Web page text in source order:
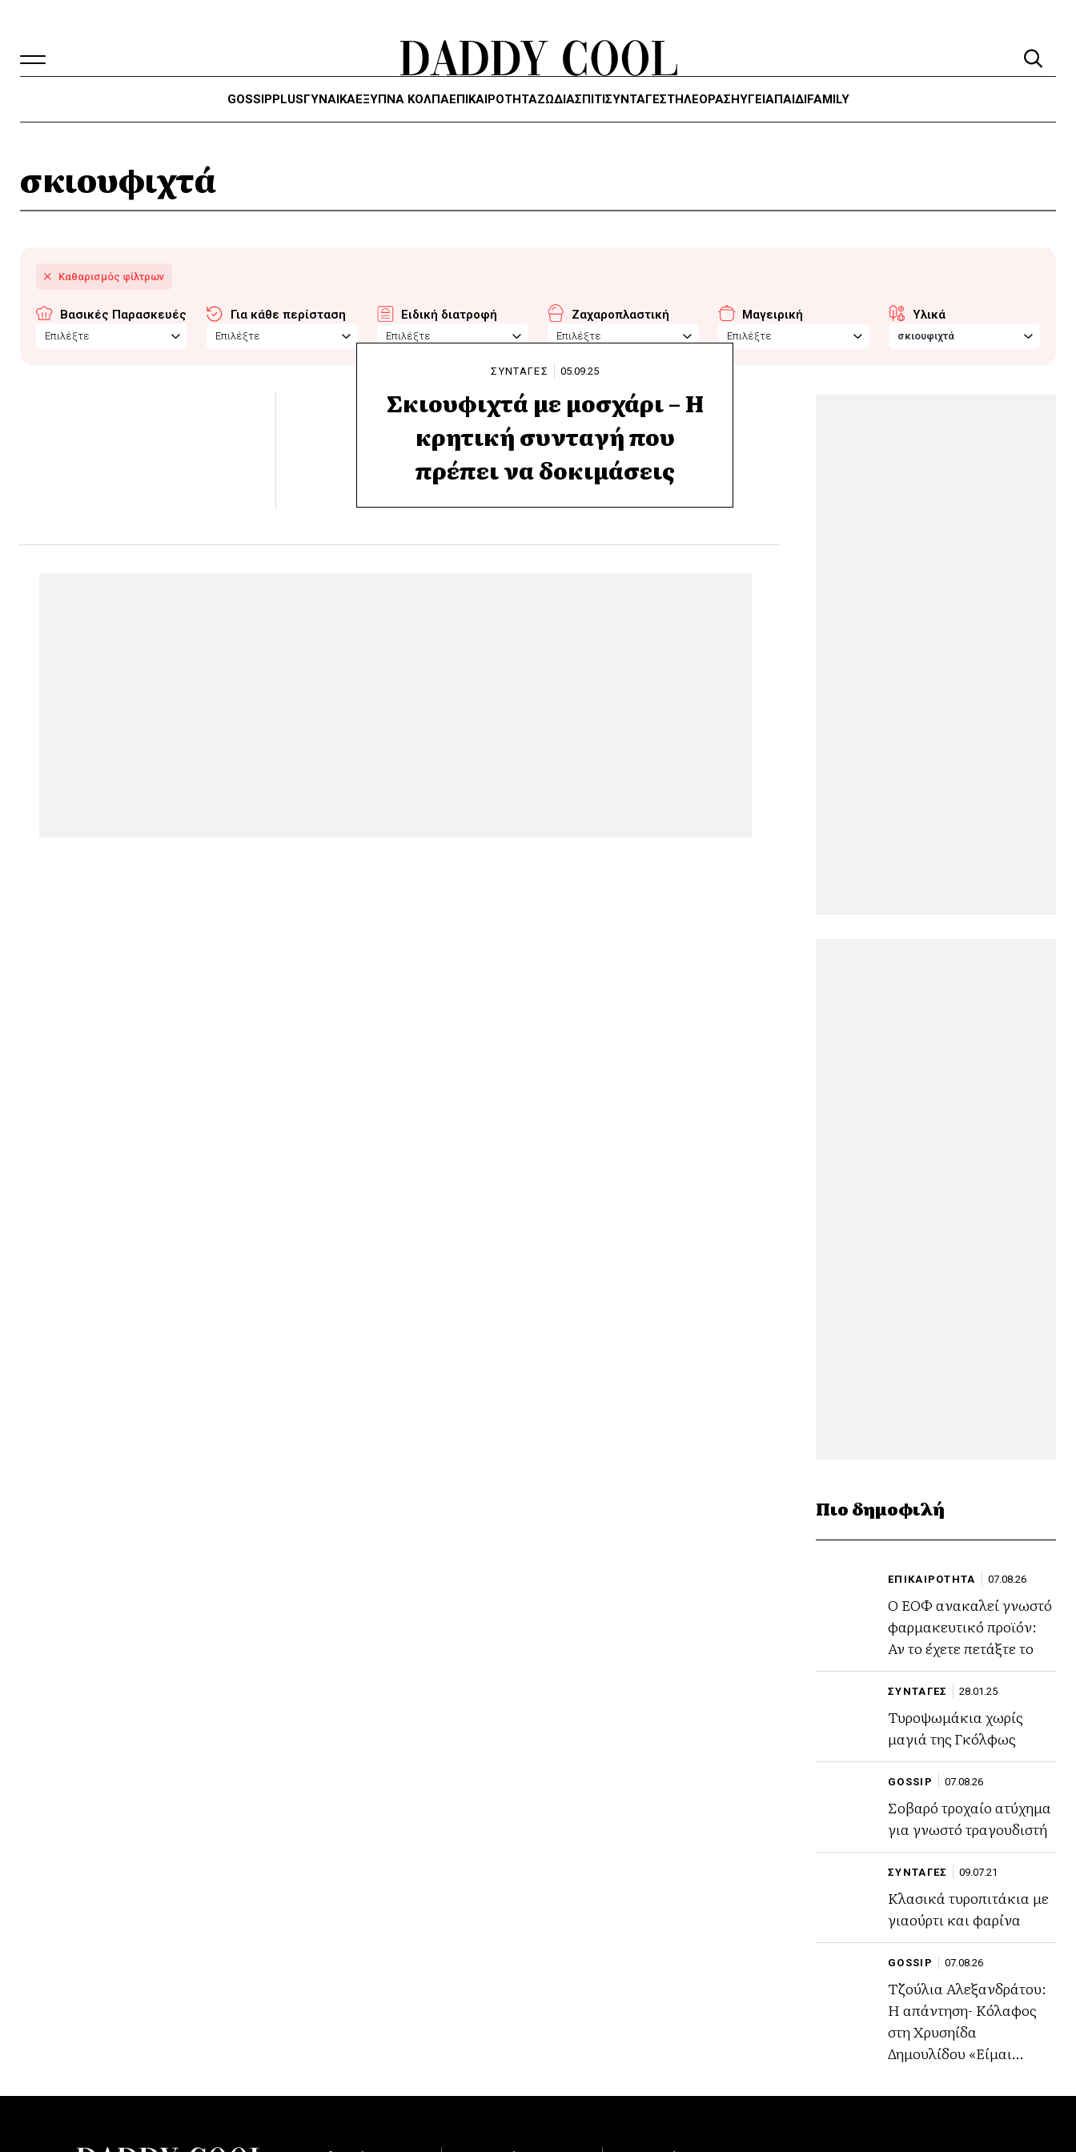
GOSSIPPLUSΓΥΝΑΙΚΑΈΞΥΠΝΑ ΚΌΛΠΑΕΠΙΚΑΙΡΟΤΗΤΑΖΏΔΙΑΣΠΙΤΙΣΥΝΤΑΓΕΣΤΗΛΕΌΡΑΣΗΥΓΕΊΑΠΑΙΔΙFAMILY
σκιουφιχτά
Βασικές Παρασκευές
Επιλέξτε
Για κάθε περίσταση
Επιλέξτε
Ειδική διατροφή
Επιλέξτε
Ζαχαροπλαστική
Επιλέξτε
Μαγειρική
Επιλέξτε
Υλικά
σκιουφιχτά
ΣΥΝΤΑΓΕΣ 05.09.25
Σκιουφιχτά με μοσχάρι – Η
κρητική συνταγή που
πρέπει να δοκιμάσεις
Πιο δημοφιλή
ΕΠΙΚΑΙΡΟΤΗΤΑ 07.08.26
Ο ΕΟΦ ανακαλεί γνωστό
φαρμακευτικό προϊόν:
Αν το έχετε πετάξτε το
ΣΥΝΤΑΓΕΣ 28.01.25
Τυροψωμάκια χωρίς
μαγιά της Γκόλφως
GOSSIP 07.08.26
Σοβαρό τροχαίο ατύχημα
για γνωστό τραγουδιστή
ΣΥΝΤΑΓΕΣ 09.07.21
Κλασικά τυροπιτάκια με
γιαούρτι και φαρίνα
GOSSIP 07.08.26
Τζούλια Αλεξανδράτου:
Η απάντηση- Κόλαφος
στη Χρυσηίδα
Δημουλίδου «Είμαι
μου,την αξιοπρέπειά μου